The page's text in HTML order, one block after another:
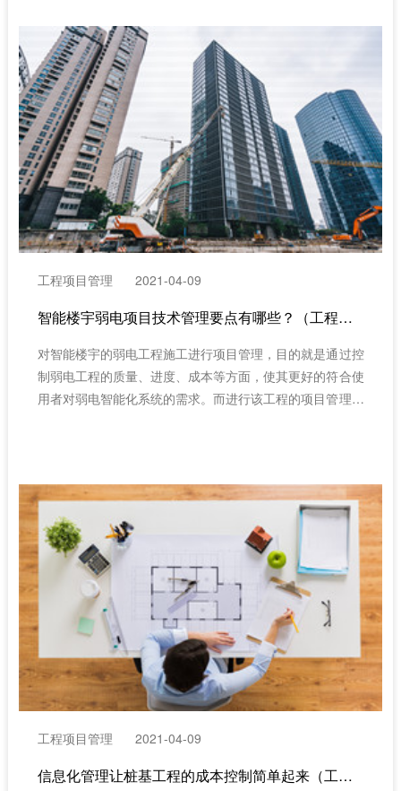
全、质量、工期的情况下，严格控制工程成本，并且争取最
大限度地降低工程成本，才能在市场竞争中立于不败之地。
（建筑工程项目管理系统）
工程项目管理 2021-04-09
智能楼宇弱电项目技术管理要点有哪些？（工程项目管理系统）
对智能楼宇的弱电工程施工进行项目管理，目的就是通过控
制弱电工程的质量、进度、成本等方面，使其更好的符合使
用者对弱电智能化系统的需求。而进行该工程的项目管理，
工作。（建筑工程项目管理系统）
工程项目管理 2021-04-09
信息化管理让桩基工程的成本控制简单起来（工程项目管理系统）